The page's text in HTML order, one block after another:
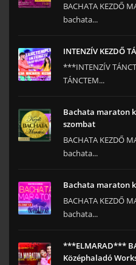
BACHATA KEZDŐ
bachata...
INTENZÍV KEZDŐ
***INTENZÍV
TÁNCTEM...
Bachata maraton
szombat
BACHATA KEZDŐ
bachata...
Bachata maraton
BACHATA KEZDŐ
bachata...
***ELMARAD***
Középhaladó